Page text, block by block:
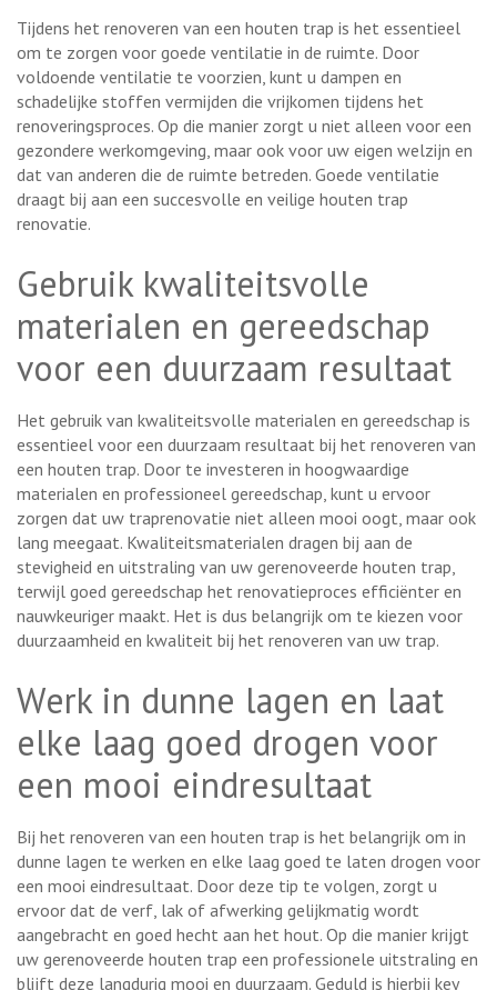
Tijdens het renoveren van een houten trap is het essentieel
om te zorgen voor goede ventilatie in de ruimte. Door
voldoende ventilatie te voorzien, kunt u dampen en
schadelijke stoffen vermijden die vrijkomen tijdens het
renoveringsproces. Op die manier zorgt u niet alleen voor een
gezondere werkomgeving, maar ook voor uw eigen welzijn en
dat van anderen die de ruimte betreden. Goede ventilatie
draagt bij aan een succesvolle en veilige houten trap
renovatie.
Gebruik kwaliteitsvolle
materialen en gereedschap
voor een duurzaam resultaat
Het gebruik van kwaliteitsvolle materialen en gereedschap is
essentieel voor een duurzaam resultaat bij het renoveren van
een houten trap. Door te investeren in hoogwaardige
materialen en professioneel gereedschap, kunt u ervoor
zorgen dat uw traprenovatie niet alleen mooi oogt, maar ook
lang meegaat. Kwaliteitsmaterialen dragen bij aan de
stevigheid en uitstraling van uw gerenoveerde houten trap,
terwijl goed gereedschap het renovatieproces efficiënter en
nauwkeuriger maakt. Het is dus belangrijk om te kiezen voor
duurzaamheid en kwaliteit bij het renoveren van uw trap.
Werk in dunne lagen en laat
elke laag goed drogen voor
een mooi eindresultaat
Bij het renoveren van een houten trap is het belangrijk om in
dunne lagen te werken en elke laag goed te laten drogen voor
een mooi eindresultaat. Door deze tip te volgen, zorgt u
ervoor dat de verf, lak of afwerking gelijkmatig wordt
aangebracht en goed hecht aan het hout. Op die manier krijgt
uw gerenoveerde houten trap een professionele uitstraling en
blijft deze langdurig mooi en duurzaam. Geduld is hierbij key